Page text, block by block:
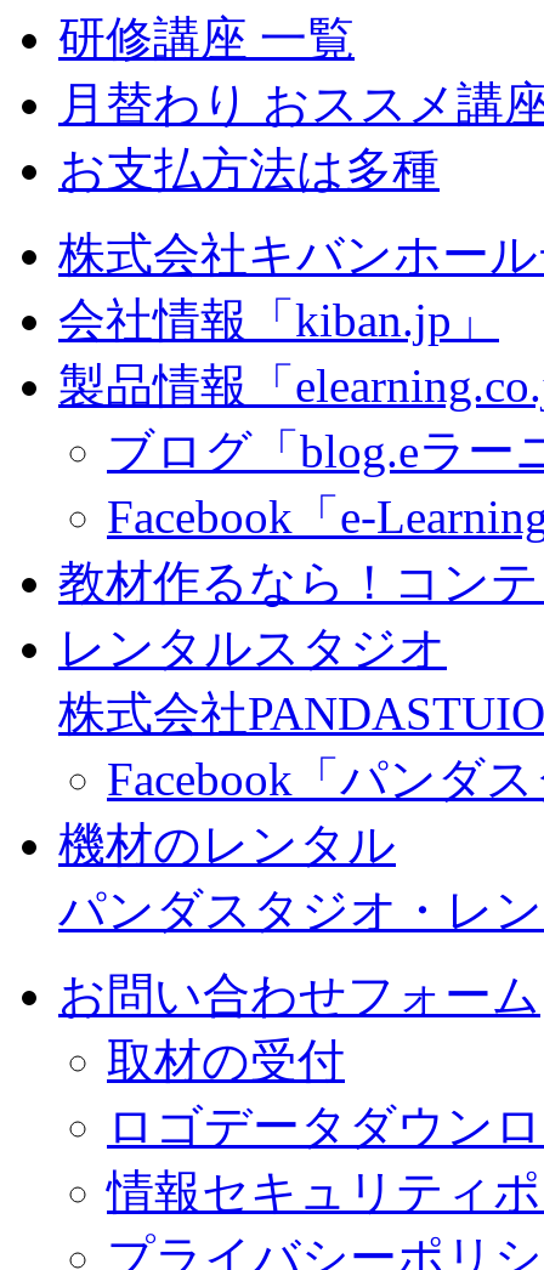
研修講座 一覧
月替わり おススメ講
お支払方法は多種
株式会社キバンホー
会社情報「kiban.jp」
製品情報「
ブログ「blog.eラー
Facebook「e-
教材作るなら！コン
レンタルスタジオ
株式会社
Facebook「パンダ
機材のレンタル
パンダスタジオ・レ
お問い合わせフォーム
取材の受付
ロゴデータダウン
情報セキュリティ
プライバシーポリ